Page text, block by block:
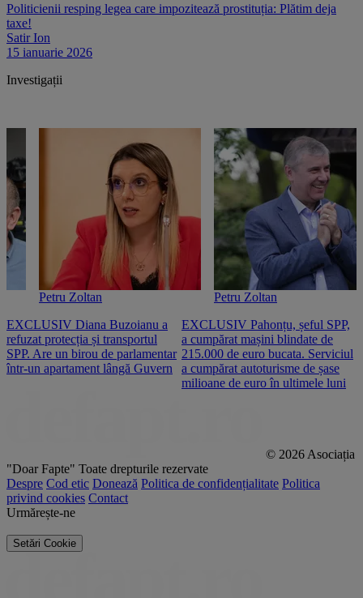
Politicienii resping legea care impozitează prostituția: Plătim deja
taxe!
Satir Ion
15 ianuarie 2026
Investigații
Petru Zoltan
EXCLUSIV Diana Buzoianu a
refuzat protecția și transportul
SPP. Are un birou de parlamentar
într-un apartament lângă Guvern
Petru Zoltan
EXCLUSIV Pahonțu, șeful SPP,
a cumpărat mașini blindate de
215.000 de euro bucata. Serviciul
a cumpărat autoturisme de șase
milioane de euro în ultimele luni
© 2026 Asociația
"Doar Fapte" Toate drepturile rezervate
Despre Cod etic Donează Politica de confidențialitate Politica
privind cookies Contact
Urmărește-ne
Setări Cookie